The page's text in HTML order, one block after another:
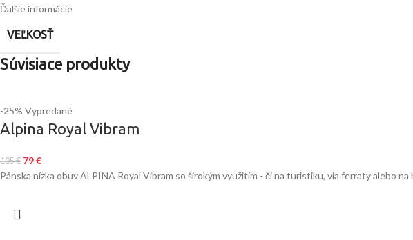
Ďalšie informácie
VEĽKOSŤ
Súvisiace produkty
-25% Vypredané
Alpina Royal Vibram
105€ 79€
Pánska nízka obuv ALPINA Royal Vibram so širokým využitím - či na turistiku, via ferraty alebo na